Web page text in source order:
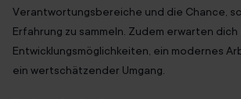
Verantwortungsbereiche und die Chance,
Erfahrung zu sammeln. Zudem erwarten
Entwicklungsmöglichkeiten, ein modernes
ein wertschätzender Umgang.